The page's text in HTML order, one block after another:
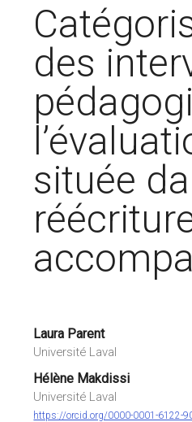
des
située
Laura Parent
Université Laval
Hélène Makdissi
Université Laval
https://orcid.org/0000-0001-6122-